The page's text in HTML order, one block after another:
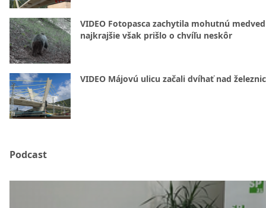
VIDEO Fotopasca zachytila mohutnú
najkrajšie však prišlo o chvíľu neskôr
VIDEO Májovú ulicu začali dvíhať nad
Podcast